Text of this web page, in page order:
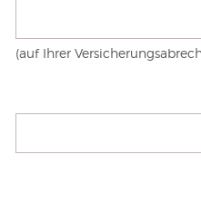
(auf Ihrer